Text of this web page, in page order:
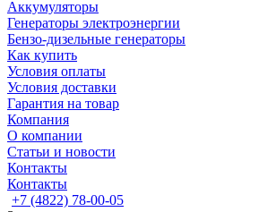
Аккумуляторы
Генераторы электроэнергии
Бензо-дизельные генераторы
Как купить
Условия оплаты
Условия доставки
Гарантия на товар
Компания
О компании
Статьи и новости
Контакты
Контакты
+7 (4822) 78-00-05